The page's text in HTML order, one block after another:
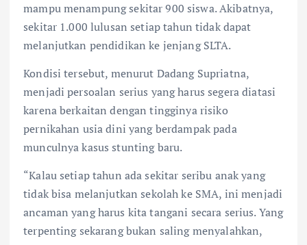
mampu menampung sekitar 900 siswa. Akibatnya,
sekitar 1.000 lulusan setiap tahun tidak dapat
melanjutkan pendidikan ke jenjang SLTA.
Kondisi tersebut, menurut Dadang Supriatna,
menjadi persoalan serius yang harus segera diatasi
karena berkaitan dengan tingginya risiko
pernikahan usia dini yang berdampak pada
munculnya kasus stunting baru.
“Kalau setiap tahun ada sekitar seribu anak yang
tidak bisa melanjutkan sekolah ke SMA, ini menjadi
ancaman yang harus kita tangani secara serius. Yang
terpenting sekarang bukan saling menyalahkan,